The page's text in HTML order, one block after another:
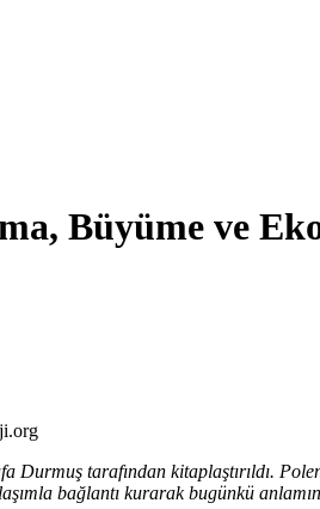
Büyüme ve
Durmuş tarafından kitaplaştırıldı.
bağlantı kurarak bugünkü